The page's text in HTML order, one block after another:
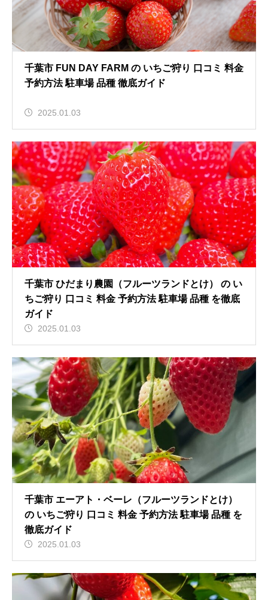
千葉市 FUN DAY FARM の いちご狩り 口コミ 料金
予約方法 駐車場 品種 徹底ガイド
2025.01.03
千葉市 ひだまり農園（フルーツランドとけ） の い
ちご狩り 口コミ 料金 予約方法 駐車場 品種 を徹底
ガイド
2025.01.03
千葉市 エーアト・ベーレ（フルーツランドとけ）
の いちご狩り 口コミ 料金 予約方法 駐車場 品種 を
徹底ガイド
2025.01.03